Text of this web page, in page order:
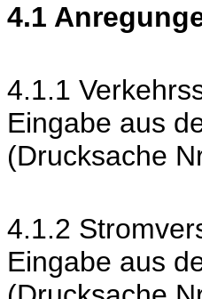
4.1
4.1.1
Eingabe aus
(Drucksache
4.1.2
Eingabe aus